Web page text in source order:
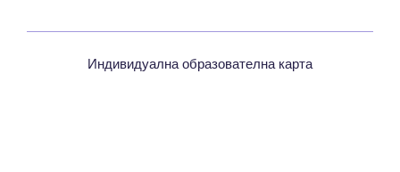
Индивидуална образователна карта